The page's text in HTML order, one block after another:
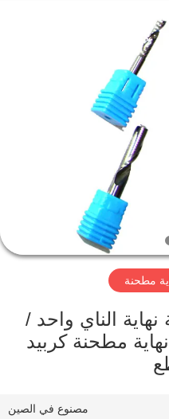
مطحنة
الناي واحد /
مطحنة كربيد
مصنوع في الصين